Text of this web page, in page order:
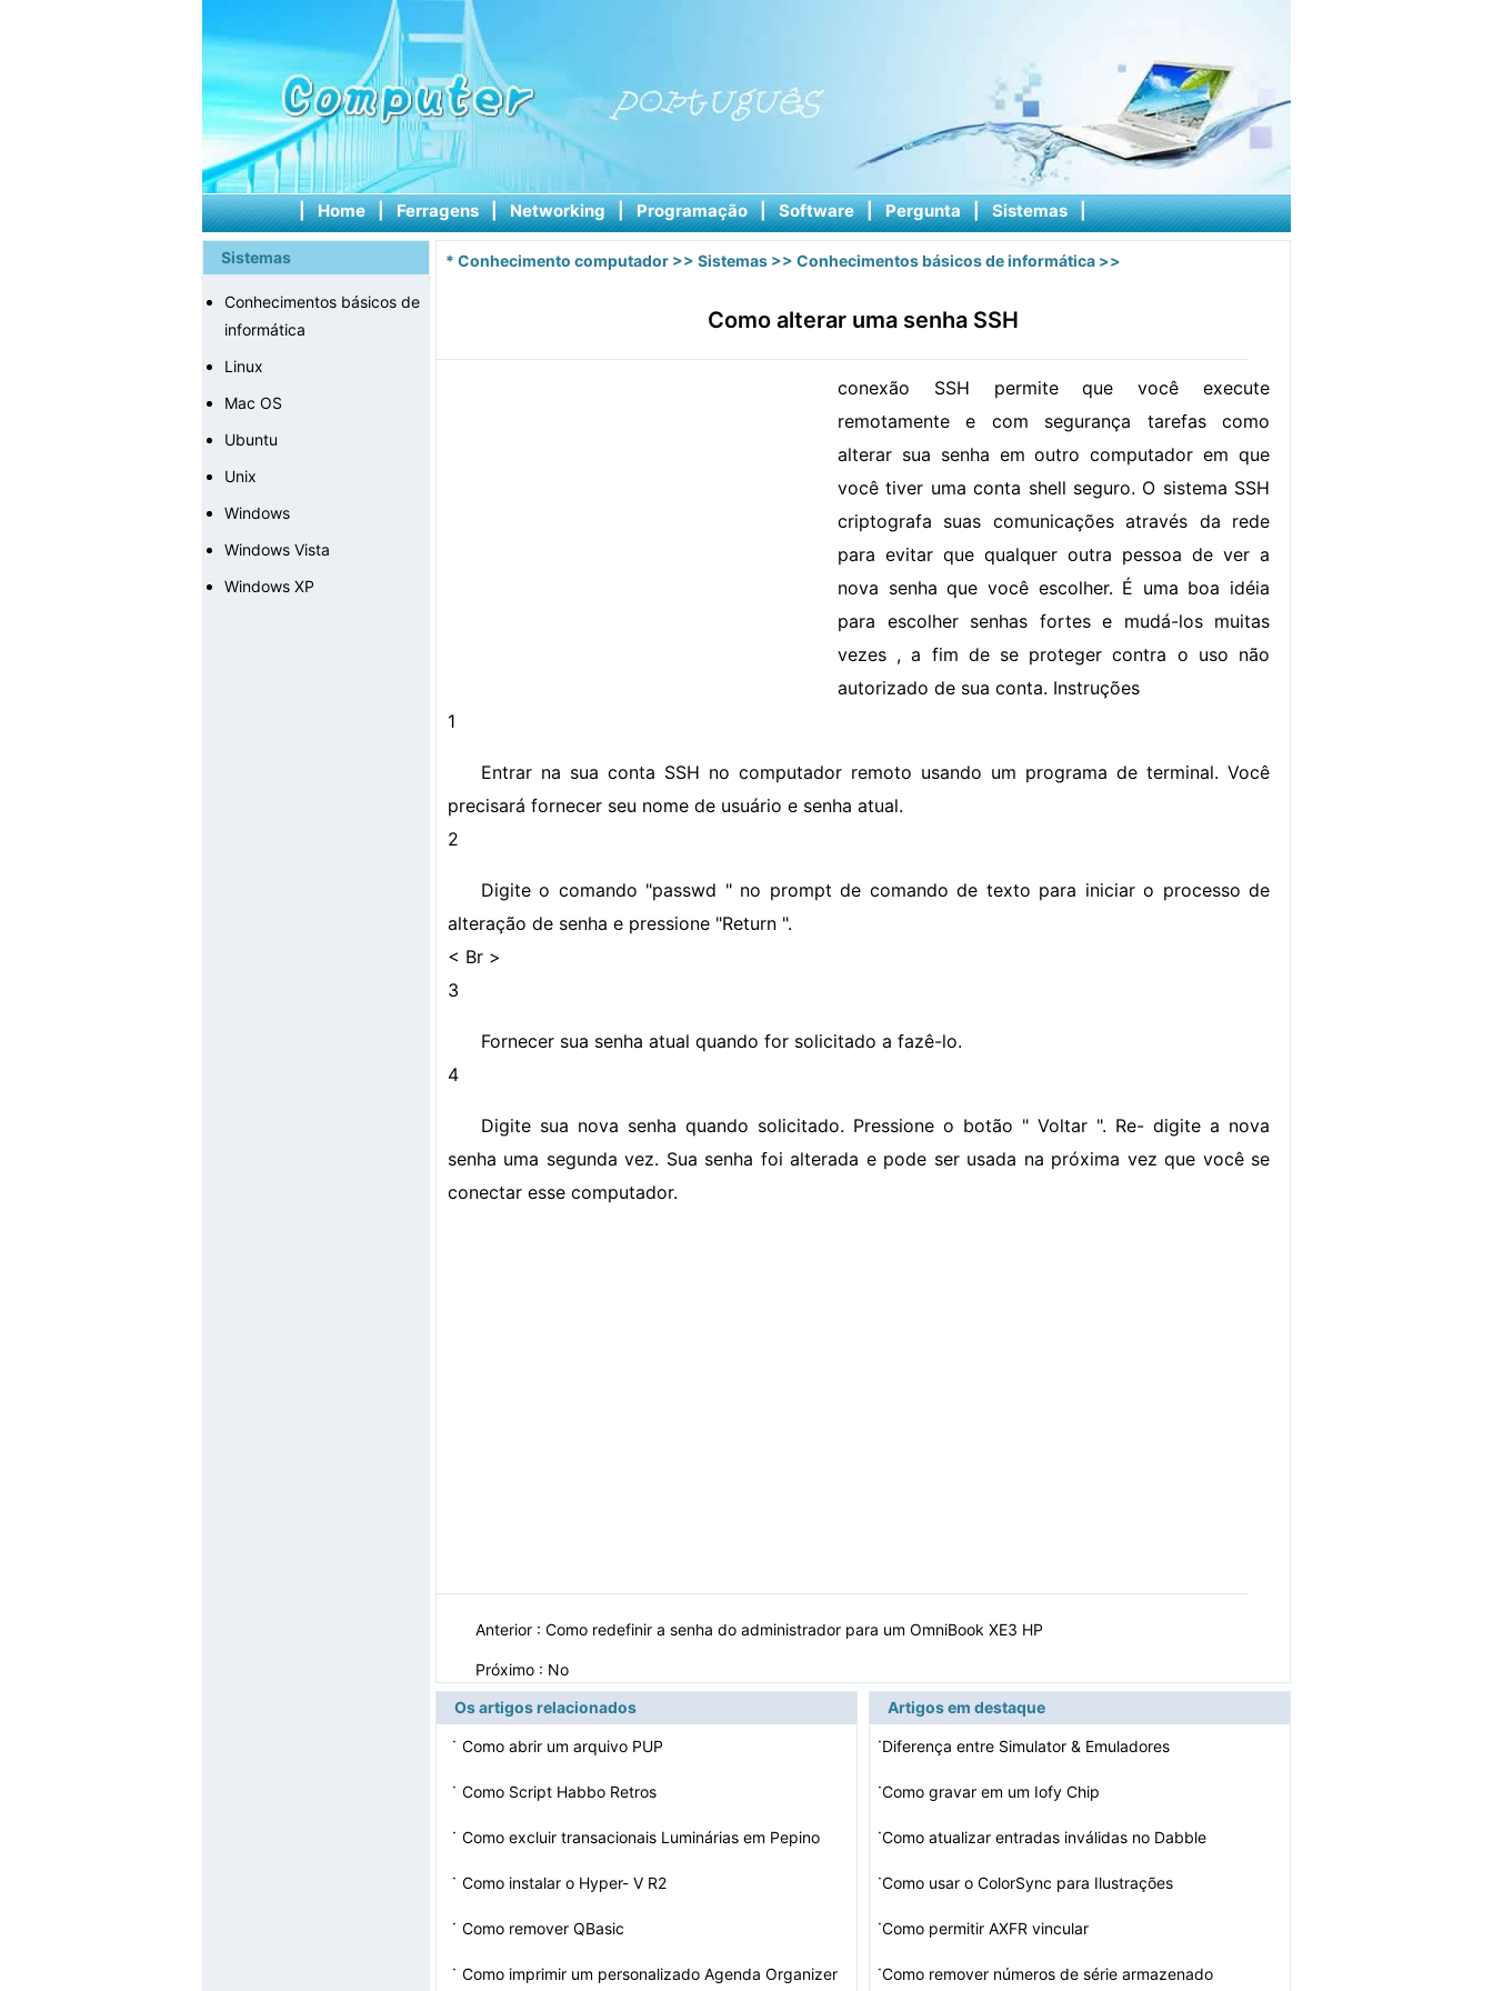
| Home | Ferragens | Networking | Programação | Software | Pergunta | Sistemas |
Sistemas
Conhecimentos básicos de
informática
Linux
Mac OS
Ubuntu
Unix
Windows
Windows Vista
Windows XP
* Conhecimento computador >> Sistemas >> Conhecimentos básicos de informática >>
Como alterar uma senha SSH
conexão SSH permite que você execute
remotamente e com segurança tarefas como
alterar sua senha em outro computador em que
você tiver uma conta shell seguro. O sistema SSH
criptografa suas comunicações através da rede
para evitar que qualquer outra pessoa de ver a
nova senha que você escolher. É uma boa idéia
para escolher senhas fortes e mudá-los muitas
vezes , a fim de se proteger contra o uso não
autorizado de sua conta. Instruções
1
Entrar na sua conta SSH no computador remoto usando um programa de terminal. Você
precisará fornecer seu nome de usuário e senha atual.
2
Digite o comando "passwd " no prompt de comando de texto para iniciar o processo de
alteração de senha e pressione "Return ".
< Br >
3
Fornecer sua senha atual quando for solicitado a fazê-lo.
4
Digite sua nova senha quando solicitado. Pressione o botão " Voltar ". Re- digite a nova
senha uma segunda vez. Sua senha foi alterada e pode ser usada na próxima vez que você se
conectar esse computador.
Anterior : Como redefinir a senha do administrador para um OmniBook XE3 HP
Próximo : No
Os artigos relacionados
· Como abrir um arquivo PUP
· Como Script Habbo Retros
· Como excluir transacionais Luminárias em Pepino
· Como instalar o Hyper- V R2
· Como remover QBasic
· Como imprimir um personalizado Agenda Organizer
Artigos em destaque
·Diferença entre Simulator & Emuladores
·Como gravar em um Iofy Chip
·Como atualizar entradas inválidas no Dabble
·Como usar o ColorSync para Ilustrações
·Como permitir AXFR vincular
·Como remover números de série armazenado